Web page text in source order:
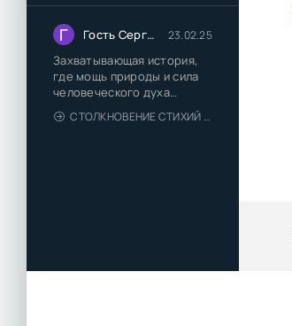
Г Гость Сергей 23.02.25
Захватывающая история,
где мощь природы и сила
человеческого духа
сплетаются в напряжённый
и
СТОЛКНОВЕНИЕ СТИХИЙ - ВАЛЕРИЙ ГУМИНСКИЙ